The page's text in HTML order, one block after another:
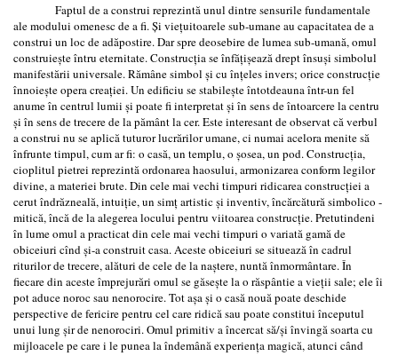
Faptul de a construi reprezintă unul dintre sensurile fundamentale
ale modului omenesc de a fi. Și viețuitoarele sub-umane au capacitatea de a
construi un loc de adăpostire. Dar spre deosebire de lumea sub-umană, omul
construiește întru eternitate. Construcția se înfățișează drept însuși simbolul
manifestării universale. Rămâne simbol și cu înțeles invers; orice construcție
înnoiește opera creației. Un edificiu se stabilește întotdeauna într-un fel
anume în centrul lumii și poate fi interpretat și în sens de întoarcere la centru
și în sens de trecere de la pământ la cer. Este interesant de observat că verbul
a construi nu se aplică tuturor lucrărilor umane, ci numai acelora menite să
înfrunte timpul, cum ar fi: o casă, un templu, o șosea, un pod. Construcția,
cioplitul pietrei reprezintă ordonarea haosului, armonizarea conform legilor
divine, a materiei brute. Din cele mai vechi timpuri ridicarea construcţiei a
cerut îndrăzneală, intuiţie, un simţ artistic şi inventiv, încărcătură simbolico -
mitică, încă de la alegerea locului pentru viitoarea construcţie. Pretutindeni
în lume omul a practicat din cele mai vechi timpuri o variată gamă de
obiceiuri cînd și-a construit casa. Aceste obiceiuri se situează în cadrul
riturilor de trecere, alături de cele de la naștere, nuntă înmormântare. În
fiecare din aceste împrejurări omul se găsește la o răspântie a vieții sale; ele îi
pot aduce noroc sau nenorocire. Tot așa și o casă nouă poate deschide
perspective de fericire pentru cel care ridică sau poate constitui începutul
unui lung șir de nenorociri. Omul primitiv a încercat să/și învingă soarta cu
mijloacele pe care i le punea la îndemână experiența magică, atunci când